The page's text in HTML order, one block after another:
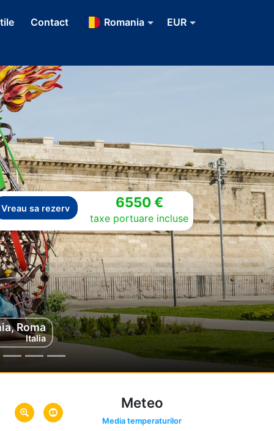
Contact Romania EUR
Vreau sa rezerv 6550 €
taxe portuare incluse
Roma
Italia
Next
oferta
Meteo
Media temperaturilor